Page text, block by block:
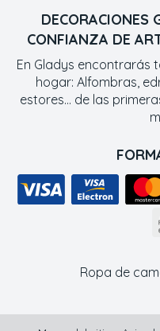
DECORACIONES
CONFIANZA DE
En Gladys encontrarás
hogar: Alfombras,
estores... de las
Ropa de